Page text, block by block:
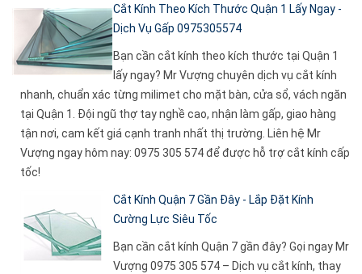
Cắt Kính Theo Kích Thước Quận 1 Lấy Ngay -
Dịch Vụ Gấp 0975305574
Bạn cần cắt kính theo kích thước tại Quận 1
lấy ngay? Mr Vượng chuyên dịch vụ cắt kính
nhanh, chuẩn xác từng milimet cho mặt bàn, cửa sổ, vách ngăn
tại Quận 1. Đội ngũ thợ tay nghề cao, nhận làm gấp, giao hàng
tận nơi, cam kết giá cạnh tranh nhất thị trường. Liên hệ Mr
Vượng ngay hôm nay: 0975 305 574 để được hỗ trợ cắt kính cấp
tốc!
Cắt Kính Quận 7 Gần Đây - Lắp Đặt Kính
Cường Lực Siêu Tốc
Bạn cần cắt kính Quận 7 gần đây? Gọi ngay Mr
Vượng 0975 305 574 – Dịch vụ cắt kính, thay